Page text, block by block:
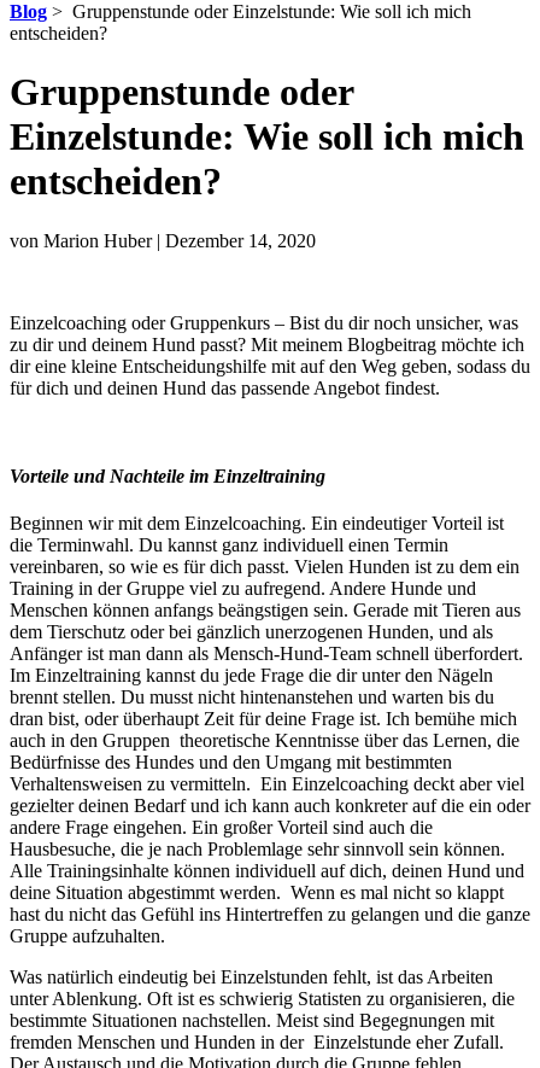
Blog > Gruppenstunde oder Einzelstunde: Wie soll ich mich
entscheiden?
Gruppenstunde oder
Einzelstunde: Wie soll ich mich
entscheiden?
von Marion Huber | Dezember 14, 2020
Einzelcoaching oder Gruppenkurs – Bist du dir noch unsicher, was
zu dir und deinem Hund passt? Mit meinem Blogbeitrag möchte ich
dir eine kleine Entscheidungshilfe mit auf den Weg geben, sodass du
für dich und deinen Hund das passende Angebot findest.
Vorteile und Nachteile im Einzeltraining
Beginnen wir mit dem Einzelcoaching. Ein eindeutiger Vorteil ist
die Terminwahl. Du kannst ganz individuell einen Termin
vereinbaren, so wie es für dich passt. Vielen Hunden ist zu dem ein
Training in der Gruppe viel zu aufregend. Andere Hunde und
Menschen können anfangs beängstigen sein. Gerade mit Tieren aus
dem Tierschutz oder bei gänzlich unerzogenen Hunden, und als
Anfänger ist man dann als Mensch-Hund-Team schnell überfordert.
Im Einzeltraining kannst du jede Frage die dir unter den Nägeln
brennt stellen. Du musst nicht hintenanstehen und warten bis du
dran bist, oder überhaupt Zeit für deine Frage ist. Ich bemühe mich
auch in den Gruppen theoretische Kenntnisse über das Lernen, die
Bedürfnisse des Hundes und den Umgang mit bestimmten
Verhaltensweisen zu vermitteln. Ein Einzelcoaching deckt aber viel
gezielter deinen Bedarf und ich kann auch konkreter auf die ein oder
andere Frage eingehen. Ein großer Vorteil sind auch die
Hausbesuche, die je nach Problemlage sehr sinnvoll sein können.
Alle Trainingsinhalte können individuell auf dich, deinen Hund und
deine Situation abgestimmt werden. Wenn es mal nicht so klappt
hast du nicht das Gefühl ins Hintertreffen zu gelangen und die ganze
Gruppe aufzuhalten.
Was natürlich eindeutig bei Einzelstunden fehlt, ist das Arbeiten
unter Ablenkung. Oft ist es schwierig Statisten zu organisieren, die
bestimmte Situationen nachstellen. Meist sind Begegnungen mit
fremden Menschen und Hunden in der Einzelstunde eher Zufall.